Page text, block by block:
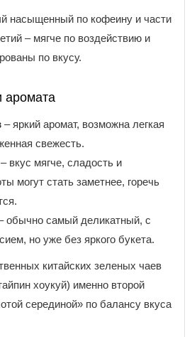
насыщенный по кофеину и части
– мягче по воздействию и
по вкусу.
аромата
– яркий аромат, возможна легкая
свежесть.
– вкус мягче, сладость и
могут стать заметнее, горечь
обычно самый деликатный, с
но уже без яркого букета.
китайских зеленых чаев
хоукуй) именно второй
серединой» по балансу вкуса